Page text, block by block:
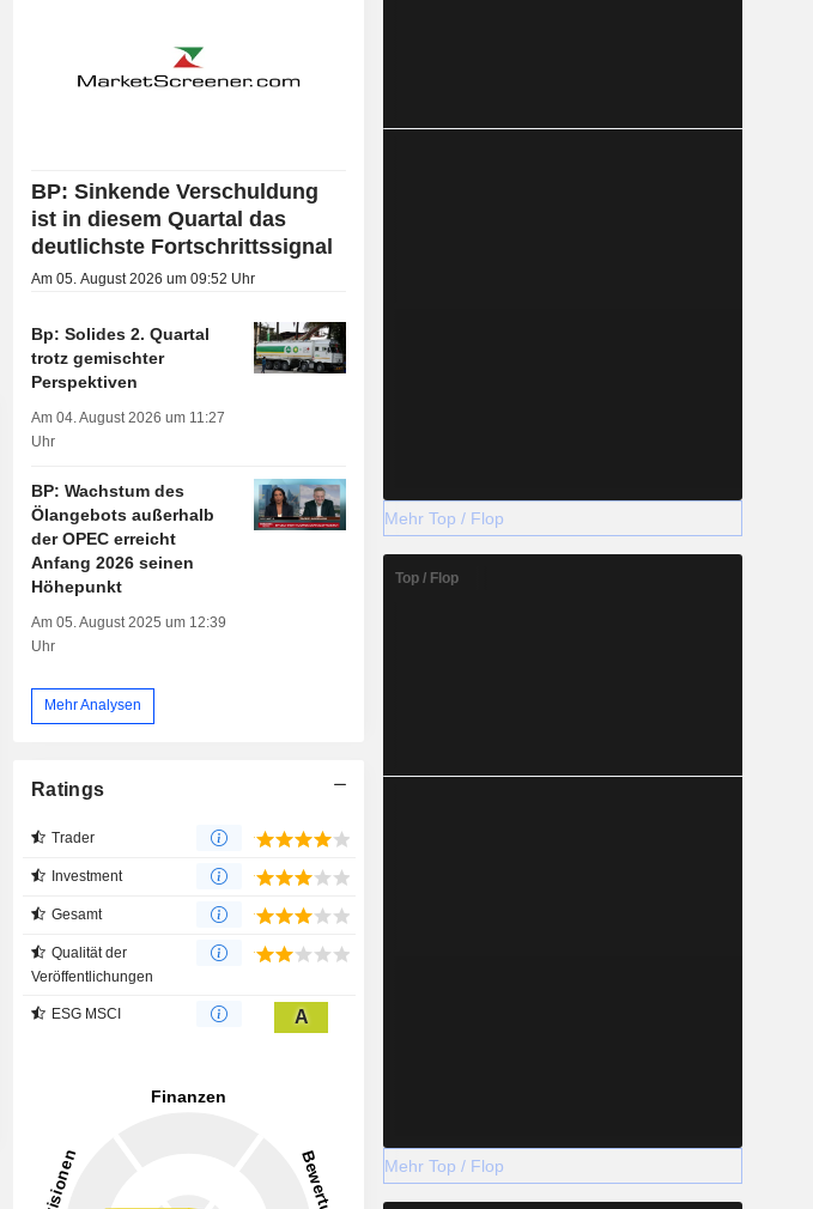
BP: Sinkende Verschuldung
ist in diesem Quartal das
deutlichste Fortschrittssignal
Am 05. August 2026 um 09:52 Uhr
Bp: Solides 2. Quartal
trotz gemischter
Perspektiven
Am 04. August 2026 um 11:27
Uhr
BP: Wachstum des
Ölangebots außerhalb
der OPEC erreicht
Anfang 2026 seinen
Höhepunkt
Am 05. August 2025 um 12:39
Uhr
Mehr Analysen
Ratings
Trader
Investment
Gesamt
Qualität der
Veröffentlichungen
ESG MSCI A
Mehr Top / Flop
Top / Flop
Mehr Top / Flop